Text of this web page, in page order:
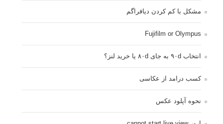
مشکل با کم کردن دیافراگم
Fujifilm or Olympus
انتخاب ۹۰d به جای ۸۰d یا خرید لنز؟
کسب درامد از عکاسی
نحوه آپلود عکس